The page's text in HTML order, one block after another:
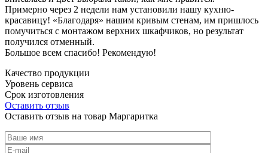
Примерно через 2 недели нам установили нашу кухню-
красавицу! «Благодаря» нашим кривым стенам, им пришлось
помучиться с монтажом верхних шкафчиков, но результат
получился отменный.
Большое всем спасибо! Рекомендую!
Качество продукции
Уровень сервиса
Срок изготовления
Оставить отзыв
Оставить отзыв на товар Маргаритка